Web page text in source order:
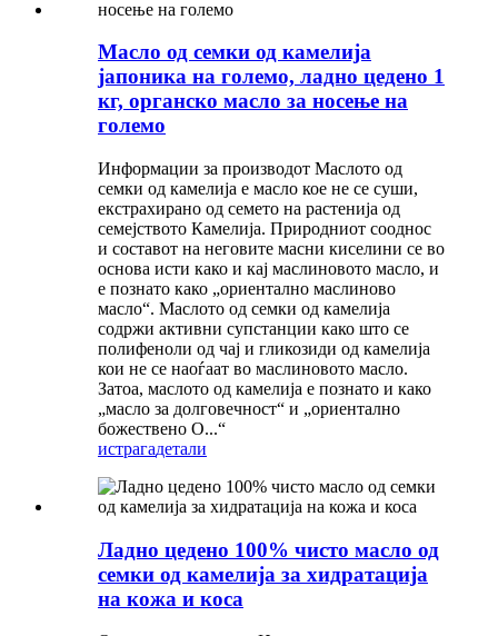
Масло од семки од камелија
јапоника на големо, ладно цедено 1
кг, органско масло за носење на
големо
Информации за производот Маслото од
семки од камелија е масло кое не се суши,
екстрахирано од семето на растенија од
семејството Камелија. Природниот сооднос
и составот на неговите масни киселини се во
основа исти како и кај маслиновото масло, и
е познато како „ориентално маслиново
масло“. Маслото од семки од камелија
содржи активни супстанции како што се
полифеноли од чај и гликозиди од камелија
кои не се наоѓаат во маслиновото масло.
Затоа, маслото од камелија е познато и како
„масло за долговечност“ и „ориентално
божествено О...“
истрагадетали
Ладно цедено 100% чисто масло од
семки од камелија за хидратација
на кожа и коса